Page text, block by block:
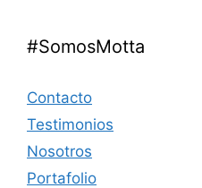
#SomosMotta
Contacto
Testimonios
Nosotros
Portafolio